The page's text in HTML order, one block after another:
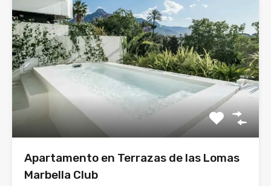
Apartamento en Terrazas de las Lomas
Marbella Club